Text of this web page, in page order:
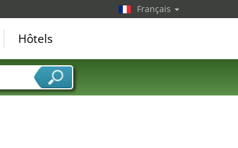
Français
Hôtels